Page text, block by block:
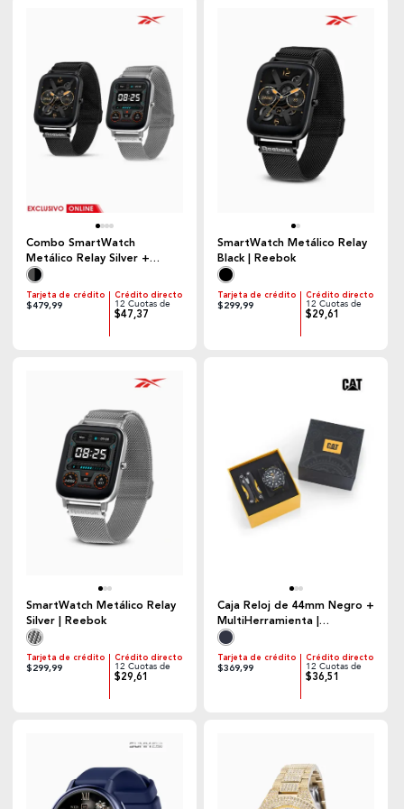
Combo SmartWatch
Metálico Relay Silver +
SmartWatch Metálico Relay
Black | Reebok
Tarjeta de crédito
$479,99
Crédito directo
12 Cuotas de
$47,37
SmartWatch Metálico Relay
Black | Reebok
Tarjeta de crédito
$299,99
Crédito directo
12 Cuotas de
$29,61
SmartWatch Metálico Relay
Silver | Reebok
Tarjeta de crédito
$299,99
Crédito directo
12 Cuotas de
$29,61
Caja Reloj de 44mm Negro +
MultiHerramienta |
Caterpillar
Tarjeta de crédito
$369,99
Crédito directo
12 Cuotas de
$36,51